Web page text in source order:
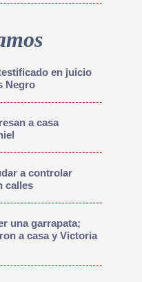
en juicio
Negro
a casa
a controlar
calles
una garrapata;
a casa y Victoria